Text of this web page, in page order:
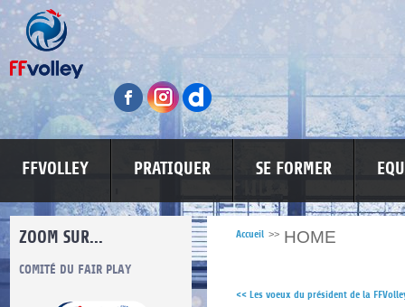
FFVOLLEY PRATIQUER SE FORMER
ZOOM SUR...
COMITÉ DU FAIR PLAY LUTTE CONTRE LES VIOLENCES
Accueil >> HOME
<< Les voeux du président de la